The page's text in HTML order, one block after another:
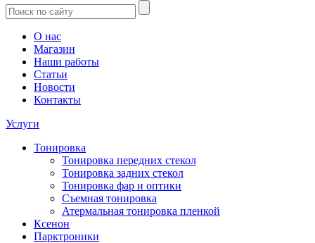
О нас
Магазин
Наши работы
Статьи
Новости
Контакты
Услуги
Тонировка
Тонировка передних стекол
Тонировка задних стекол
Тонировка фар и оптики
Съемная тонировка
Атермальная тонировка пленкой
Ксенон
Парктроники